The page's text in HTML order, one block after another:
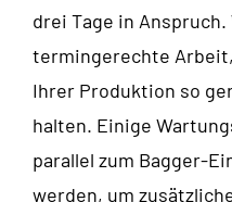
drei Tage in
termingerechte
Ihrer Produktion so
halten. Einige
parallel zum Bagger-
werden, um